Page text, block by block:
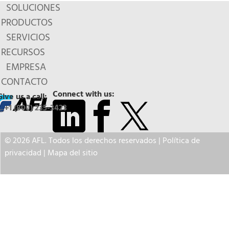
SOLUCIONES
PRODUCTOS
SERVICIOS
RECURSOS
EMPRESA
CONTACTO
Connect with us:
us a call:
+1 (800) 235-3423
© 2026 AFL. Todos los derechos reservados | Política de
privacidad | Mapa del sitio